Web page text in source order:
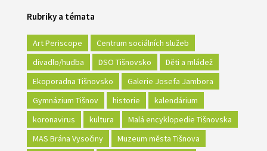
Rubriky a témata
Art Periscope
Centrum sociálních služeb
divadlo/hudba
DSO Tišnovsko
Děti a mládež
Ekoporadna Tišnovsko
Galerie Josefa Jambora
Gymnázium Tišnov
historie
kalendárium
koronavirus
kultura
Malá encyklopedie Tišnovska
MAS Brána Vysočiny
Muzeum města Tišnova